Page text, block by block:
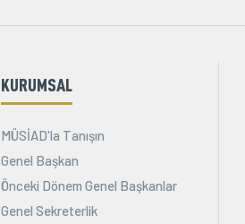
KURUMSAL
MÜSİAD'la Tanışın
Genel Başkan
Önceki Dönem Genel Başkanlar
Genel Sekreterlik